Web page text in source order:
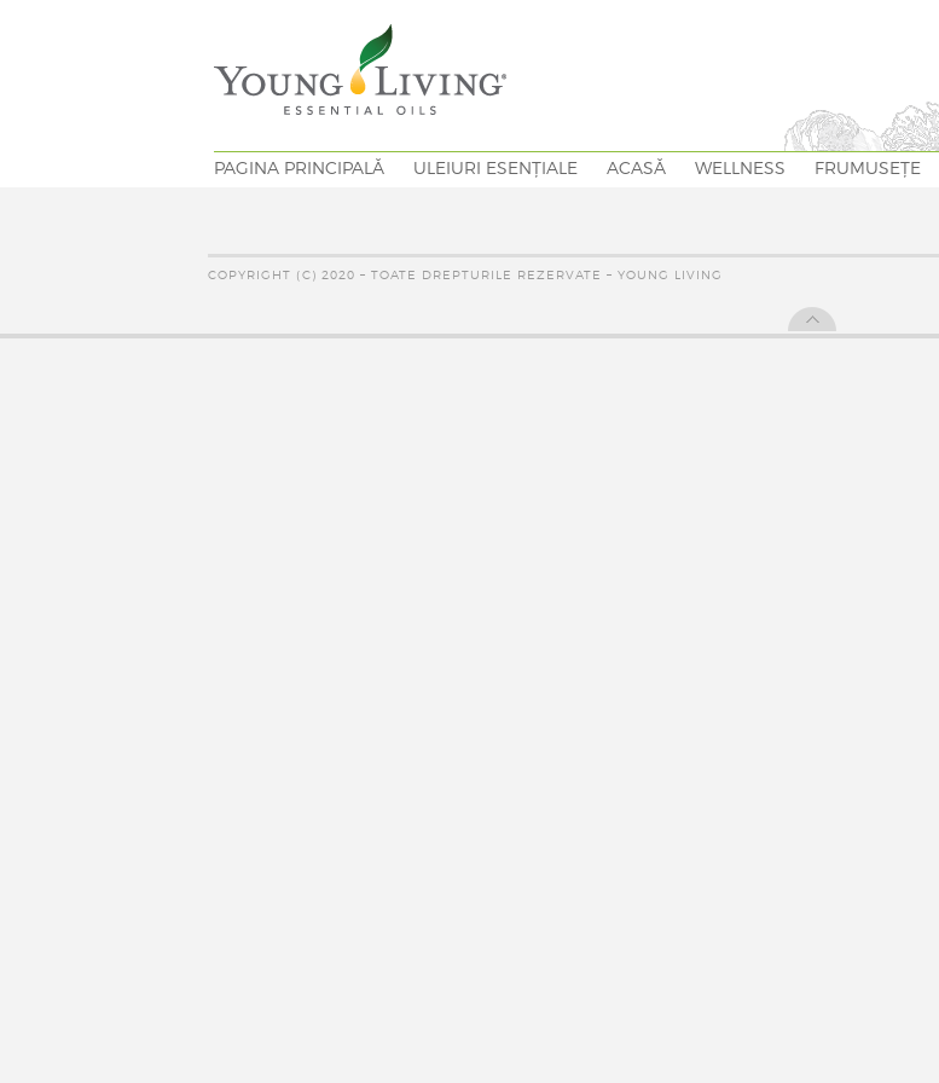
PAGINA PRINCIPALĂ ULEIURI ESENȚIALE ACASĂ WELLNESS FRUMUSEȚE
COPYRIGHT (C) 2020 – TOATE DREPTURILE REZERVATE – YOUNG LIVING